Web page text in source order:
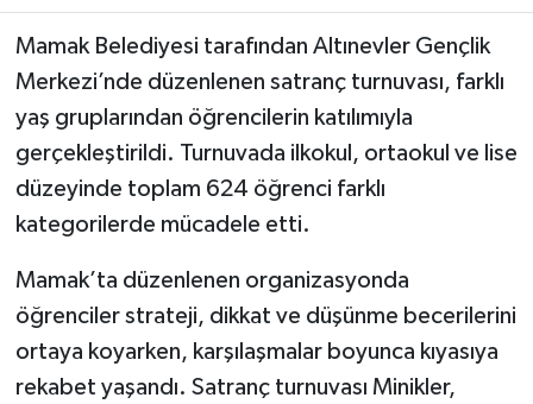
Mamak Belediyesi tarafından Altınevler Gençlik
Merkezi’nde düzenlenen satranç turnuvası, farklı
yaş gruplarından öğrencilerin katılımıyla
gerçekleştirildi. Turnuvada ilkokul, ortaokul ve lise
düzeyinde toplam 624 öğrenci farklı
kategorilerde mücadele etti.
Mamak’ta düzenlenen organizasyonda
öğrenciler strateji, dikkat ve düşünme becerilerini
ortaya koyarken, karşılaşmalar boyunca kıyasıya
rekabet yaşandı. Satranç turnuvası Minikler,